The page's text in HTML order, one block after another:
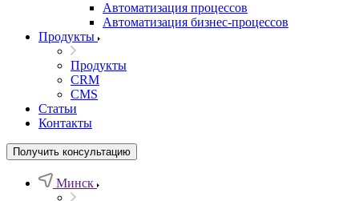
Автоматизация процессов
Автоматизация бизнес-процессов
Продукты
Продукты
CRM
CMS
Статьи
Контакты
Получить консультацию
Минск